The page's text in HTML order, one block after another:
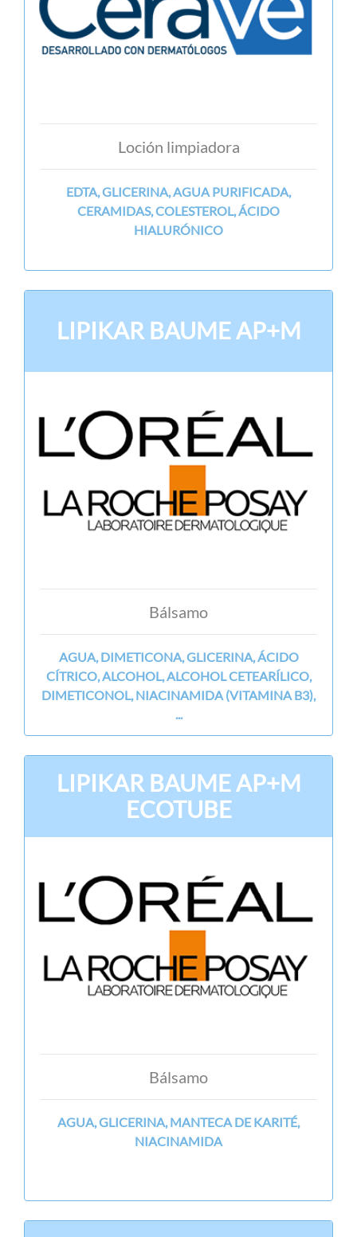
Loción limpiadora
EDTA, GLICERINA, AGUA PURIFICADA,
CERAMIDAS, COLESTEROL, ÁCIDO
HIALURÓNICO
LIPIKAR BAUME AP+M
Bálsamo
AGUA, DIMETICONA, GLICERINA, ÁCIDO
CÍTRICO, ALCOHOL, ALCOHOL CETEARÍLICO,
DIMETICONOL, NIACINAMIDA (VITAMINA B3),
...
LIPIKAR BAUME AP+M
ECOTUBE
Bálsamo
AGUA, GLICERINA, MANTECA DE KARITÉ,
NIACINAMIDA